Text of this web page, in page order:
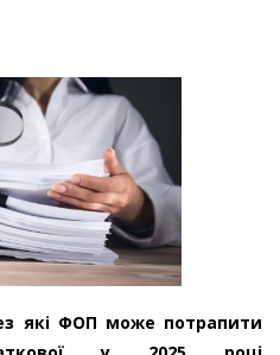
які ФОП може потрапити